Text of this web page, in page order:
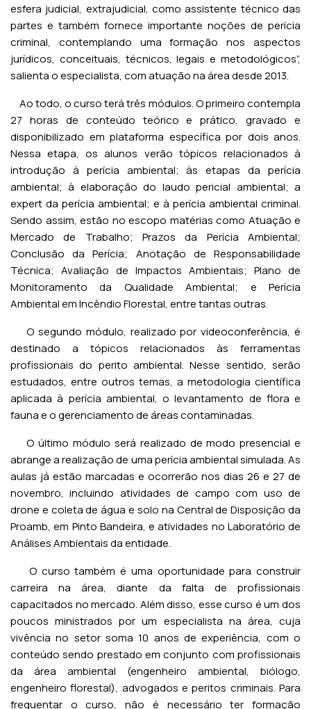
esfera judicial, extrajudicial, como assistente técnico das
partes e também fornece importante noções de perícia
criminal, contemplando uma formação nos aspectos
jurídicos, conceituais, técnicos, legais e metodológicos”,
salienta o especialista, com atuação na área desde 2013.
Ao todo, o curso terá três módulos. O primeiro contempla
27 horas de conteúdo teórico e prático, gravado e
disponibilizado em plataforma específica por dois anos.
Nessa etapa, os alunos verão tópicos relacionados à
introdução à perícia ambiental; às etapas da perícia
ambiental; à elaboração do laudo pericial ambiental; a
expert da perícia ambiental; e à perícia ambiental criminal.
Sendo assim, estão no escopo matérias como Atuação e
Mercado de Trabalho; Prazos da Perícia Ambiental;
Conclusão da Perícia; Anotação de Responsabilidade
Técnica; Avaliação de Impactos Ambientais; Plano de
Monitoramento da Qualidade Ambiental; e Perícia
Ambiental em Incêndio Florestal, entre tantas outras.
O segundo módulo, realizado por videoconferência, é
destinado a tópicos relacionados às ferramentas
profissionais do perito ambiental. Nesse sentido, serão
estudados, entre outros temas, a metodologia científica
aplicada à perícia ambiental, o levantamento de flora e
fauna e o gerenciamento de áreas contaminadas.
O último módulo será realizado de modo presencial e
abrange a realização de uma perícia ambiental simulada. As
aulas já estão marcadas e ocorrerão nos dias 26 e 27 de
novembro, incluindo atividades de campo com uso de
drone e coleta de água e solo na Central de Disposição da
Proamb, em Pinto Bandeira, e atividades no Laboratório de
Análises Ambientais da entidade.
O curso também é uma oportunidade para construir
carreira na área, diante da falta de profissionais
capacitados no mercado. Além disso, esse curso é um dos
poucos ministrados por um especialista na área, cuja
vivência no setor soma 10 anos de experiência, com o
conteúdo sendo prestado em conjunto com profissionais
da área ambiental (engenheiro ambiental, biólogo,
engenheiro florestal), advogados e peritos criminais. Para
frequentar o curso, não é necessário ter formação